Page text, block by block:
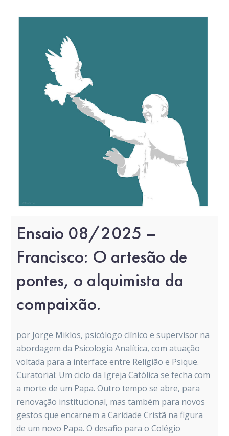
Ensaio 08/2025 –
Francisco: O artesão de
pontes, o alquimista da
compaixão.
por Jorge Miklos, psicólogo clínico e supervisor na
abordagem da Psicologia Analítica, com atuação
voltada para a interface entre Religião e Psique.
Curatorial: Um ciclo da Igreja Católica se fecha com
a morte de um Papa. Outro tempo se abre, para
renovação institucional, mas também para novos
gestos que encarnem a Caridade Cristã na figura
de um novo Papa. O desafio para o Colégio